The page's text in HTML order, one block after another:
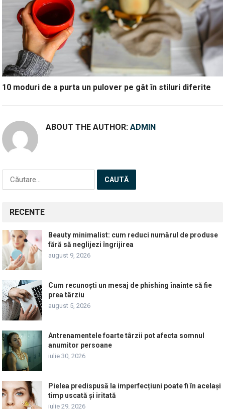
10 moduri de a purta un pulover pe gât în stiluri diferite
ABOUT THE AUTHOR:ADMIN
Caută
RECENTE
Beauty minimalist: cum reduci numărul de produse
fără să neglijezi îngrijirea
august 9, 2026
Cum recunoști un mesaj de phishing înainte să fie
prea târziu
august 5, 2026
Antrenamentele foarte târzii pot afecta somnul
anumitor persoane
iulie 30, 2026
Pielea predispusă la imperfecțiuni poate fi în același
timp uscată și iritată
iulie 29, 2026